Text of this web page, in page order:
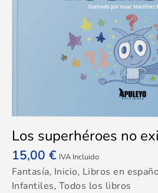
Los superhéroes no
15,00 € IVA Incluido
Fantasía, Inicio, Libros en
Infantiles, Todos los libros